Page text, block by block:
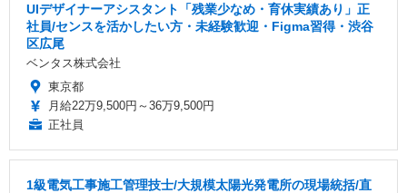
UIデザイナーアシスタント「残業少なめ・育休実績あり」正
社員/センスを活かしたい方・未経験歓迎・Figma習得・渋谷
区広尾
ベンタス株式会社
東京都
月給22万9,500円～36万9,500円
正社員
1級電気工事施工管理技士/大規模太陽光発電所の現場統括/直